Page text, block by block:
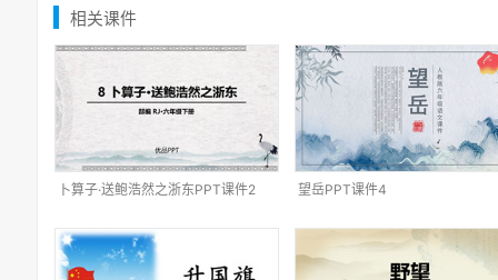
相关课件
卜算子·送鲍浩然之浙东PPT课件2 望岳PPT课件4